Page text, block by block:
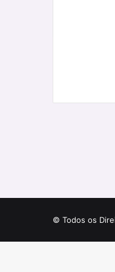
© Todos os